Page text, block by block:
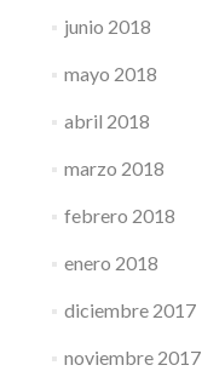
junio 2018
mayo 2018
abril 2018
marzo 2018
febrero 2018
enero 2018
diciembre 2017
noviembre 2017